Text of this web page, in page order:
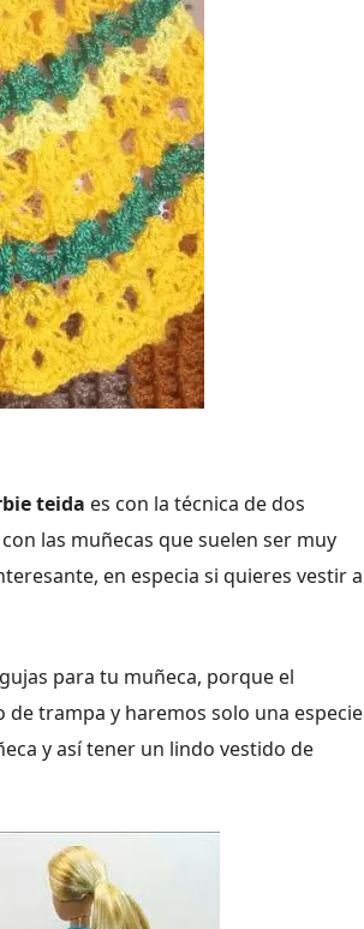
teida es con la técnica de dos
las muñecas que suelen ser muy
en especia si quieres vestir a
para tu muñeca, porque el
trampa y haremos solo una especie
y así tener un lindo vestido de